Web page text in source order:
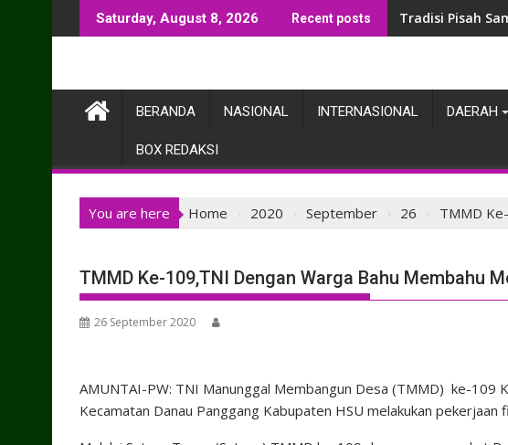
to
Saturday, August 8, 2026 Recent posts Tradisi Pisah
BERANDA NASIONAL INTERNASIONAL DAERAH
BOX REDAKSI
You are here Home 2020 September 26 TMMD
TMMD Ke-109,TNI Dengan Warga Bahu Membahu
26 September 2020
AMUNTAI-PW: TNI Manunggal Membangun Desa (TMMD) ke-109
Kecamatan Danau Panggang Kabupaten HSU melakukan pekerjaan